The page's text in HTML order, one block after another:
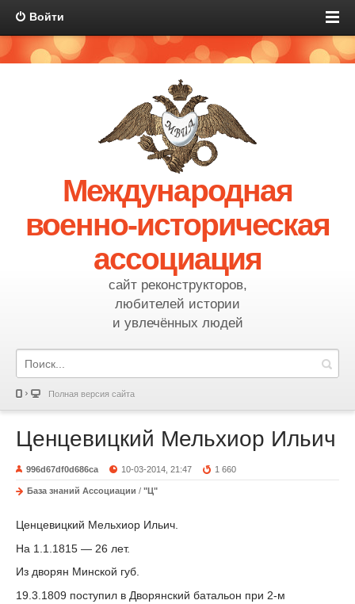
Войти
Международная
военно-историческая
ассоциация
сайт реконструкторов,
любителей истории
и увлечённых людей
Полная версия сайта
Ценцевицкий Мельхиор Ильич
996d67df0d686ca 10-03-2014, 21:47 1 660
База знаний Ассоциации / "Ц"
Ценцевицкий Мельхиор Ильич.
На 1.1.1815 — 26 лет.
Из дворян Минской губ.
19.3.1809 поступил в Дворянский батальон при 2-м